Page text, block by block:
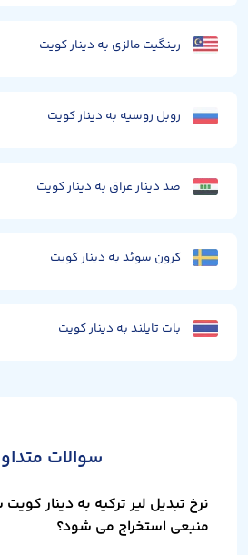
رینگیت مالزی به دینار کویت
روبل روسیه به دینار کویت
صد دینار عراق به دینار کویت
کرون سوئد به دینار کویت
بات تایلند به دینار کویت
سوالات
نرخ تبدیل لیر ترکیه به دینار
منبعی استخراج می شود؟